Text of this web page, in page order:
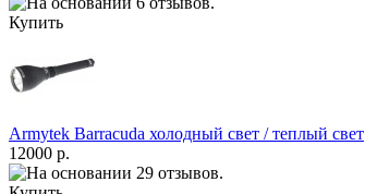
Купить
Armytek Barracuda холодный свет / теплый свет
12000 р.